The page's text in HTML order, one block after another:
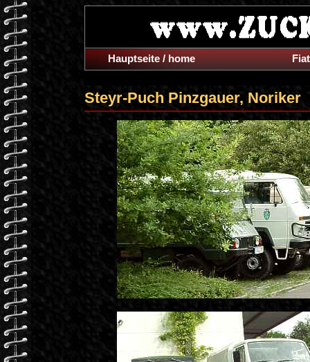
Hauptseite / home Fiat
Steyr-Puch Pinzgauer, Noriker